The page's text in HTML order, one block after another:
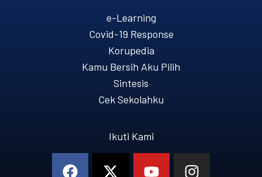
e-Learning
Covid-19 Response
Korupedia
Kamu Bersih Aku Pilih
Sintesis
Cek Sekolahku
Ikuti Kami